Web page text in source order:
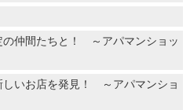
の仲間たちと！ ～アパマンショッ
しいお店を発見！ ～アパマンショ